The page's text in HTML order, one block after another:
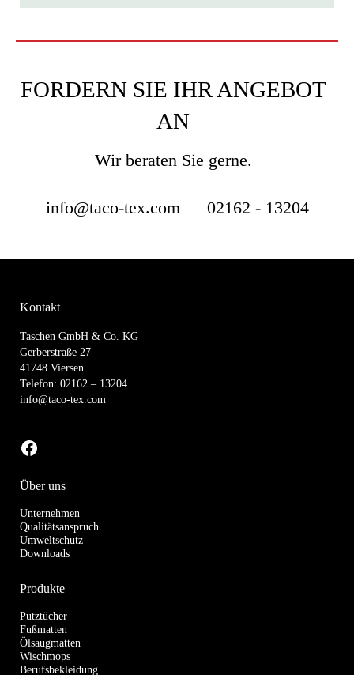
FORDERN SIE IHR ANGEBOT
AN
Wir beraten Sie gerne.
info@taco-tex.com 02162 - 13204
Kontakt
Taschen GmbH & Co. KG
Gerberstraße 27
41748 Viersen
Telefon: 02162 – 13204
info@taco-tex.com
zu unserer Facebook-Seite
Über uns
Unternehmen
Qualitätsanspruch
Umweltschutz
Downloads
Produkte
Putztücher
Fußmatten
Ölsaugmatten
Wischmops
Berufsbekleidung